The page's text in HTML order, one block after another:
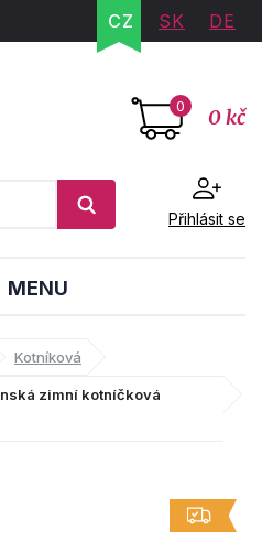
CZ SK DE
0 0 kč
Přihlásit se
MENU
Kotníková
zimní kotníčková